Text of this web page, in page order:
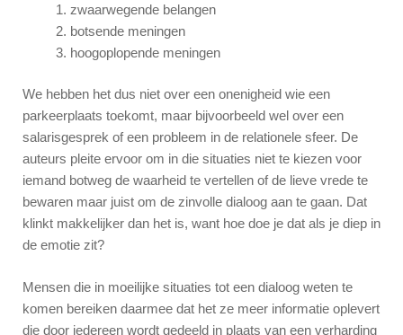
zwaarwegende belangen
botsende meningen
hoogoplopende meningen
We hebben het dus niet over een onenigheid wie een
parkeerplaats toekomt, maar bijvoorbeeld wel over een
salarisgesprek of een probleem in de relationele sfeer. De
auteurs pleite ervoor om in die situaties niet te kiezen voor
iemand botweg de waarheid te vertellen of de lieve vrede te
bewaren maar juist om de zinvolle dialoog aan te gaan. Dat
klinkt makkelijker dan het is, want hoe doe je dat als je diep in
de emotie zit?
Mensen die in moeilijke situaties tot een dialoog weten te
komen bereiken daarmee dat het ze meer informatie oplevert
die door iedereen wordt gedeeld in plaats van een verharding